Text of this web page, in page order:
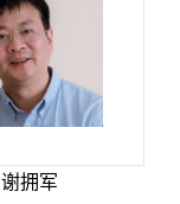
谢拥军